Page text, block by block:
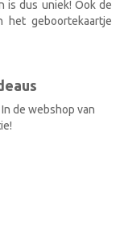
is dus uniek! Ook de
het geboortekaartje
de webshop van